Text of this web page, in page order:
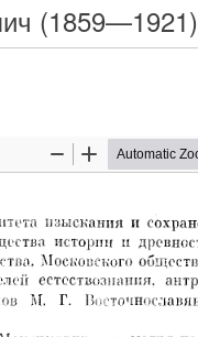
(1859—1921)